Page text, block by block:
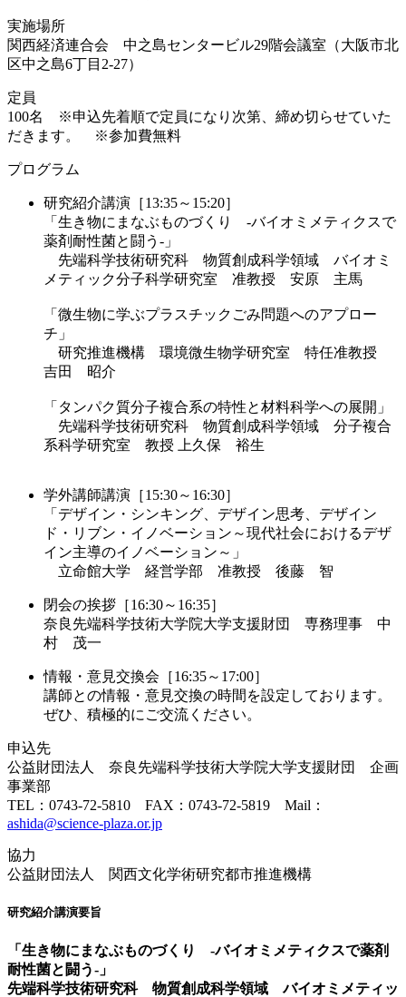
実施場所
関西経済連合会 中之島センタービル29階会議室（大阪市北
区中之島6丁目2-27）
定員
100名 ※申込先着順で定員になり次第、締め切らせていた
だきます。 ※参加費無料
プログラム
研究紹介講演［13:35～15:20］
「生き物にまなぶものづくり -バイオミメティクスで
薬剤耐性菌と闘う-」
先端科学技術研究科 物質創成科学領域 バイオミ
メティック分子科学研究室 准教授 安原 主馬
「微生物に学ぶプラスチックごみ問題へのアプロー
チ」
研究推進機構 環境微生物学研究室 特任准教授
吉田 昭介
「タンパク質分子複合系の特性と材料科学への展開」
先端科学技術研究科 物質創成科学領域 分子複合
系科学研究室 教授 上久保 裕生
学外講師講演［15:30～16:30］
「デザイン・シンキング、デザイン思考、デザイン
ド・リブン・イノベーション～現代社会におけるデザ
イン主導のイノベーション～」
立命館大学 経営学部 准教授 後藤 智
閉会の挨拶［16:30～16:35］
奈良先端科学技術大学院大学支援財団 専務理事 中
村 茂一
情報・意見交換会［16:35～17:00］
講師との情報・意見交換の時間を設定しております。
ぜひ、積極的にご交流ください。
申込先
公益財団法人 奈良先端科学技術大学院大学支援財団 企画
事業部
TEL：0743-72-5810 FAX：0743-72-5819 Mail：
ashida@science-plaza.or.jp
協力
公益財団法人 関西文化学術研究都市推進機構
研究紹介講演要旨
「 生き物にまなぶものづくり -バイオミメティクスで薬剤
耐性菌と闘う- 」
先端科学技術研究科 物質創成科学領域 バイオミメティッ